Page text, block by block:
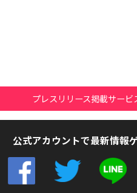
プレスリリース掲載サービ
公式アカウントで最新情報